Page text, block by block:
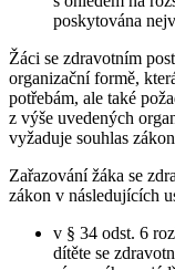
poskytována
Žáci se zdravotním
organizační formě,
potřebám, ale také
z výše uvedených
vyžaduje souhlas
Zařazování žáka se
zákon v následujících
v § 34 odst. 6
dítěte se